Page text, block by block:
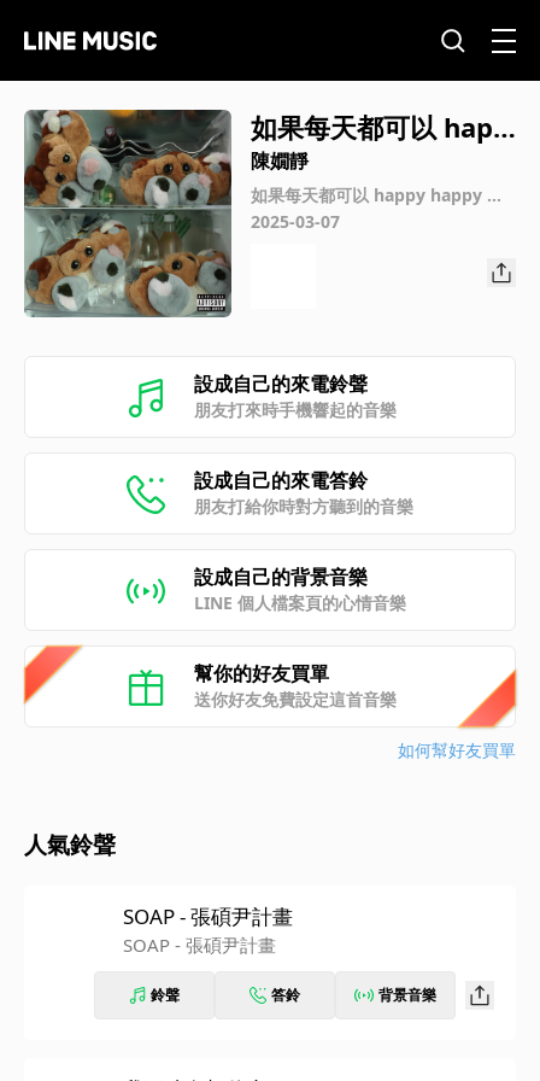
如果每天都可以 happ
y happy 誰想要sad:
＊ (beat by Neil YE
N)
陳嫺靜
如果每天都可以 happy happy 誰
想要sad:＊- 合作的秘密
2025-03-07
設成自己的來電鈴聲
朋友打來時手機響起的音樂
設成自己的來電答鈴
朋友打給你時對方聽到的音樂
設成自己的背景音樂
LINE 個人檔案頁的心情音樂
幫你的好友買單
送你好友免費設定這首音樂
如何幫好友買單
人氣鈴聲
SOAP - 張碩尹計畫
SOAP - 張碩尹計畫
鈴聲 答鈴 背景音樂